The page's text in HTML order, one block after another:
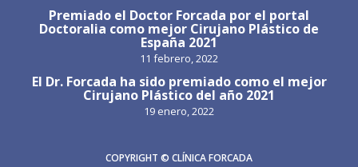
Premiado el Doctor Forcada por el portal
Doctoralia como mejor Cirujano Plástico de
España 2021
11 febrero, 2022
El Dr. Forcada ha sido premiado como el mejor
Cirujano Plástico del año 2021
19 enero, 2022
COPYRIGHT © CLÍNICA FORCADA